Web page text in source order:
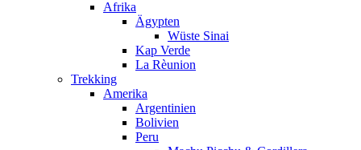
Afrika
Ägypten
Wüste Sinai
Kap Verde
La Rèunion
Trekking
Amerika
Argentinien
Bolivien
Peru